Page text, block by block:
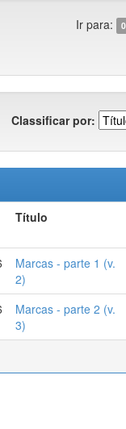
Ir para:
Classificar por:
Título
Marcas - parte 1 (v.
2)
Marcas - parte 2 (v.
3)